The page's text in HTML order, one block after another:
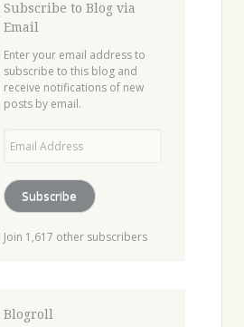
Subscribe to Blog via
Email
Enter your email address to
subscribe to this blog and
receive notifications of new
posts by email.
Address
Subscribe
Join 1,617 other subscribers
Blogroll